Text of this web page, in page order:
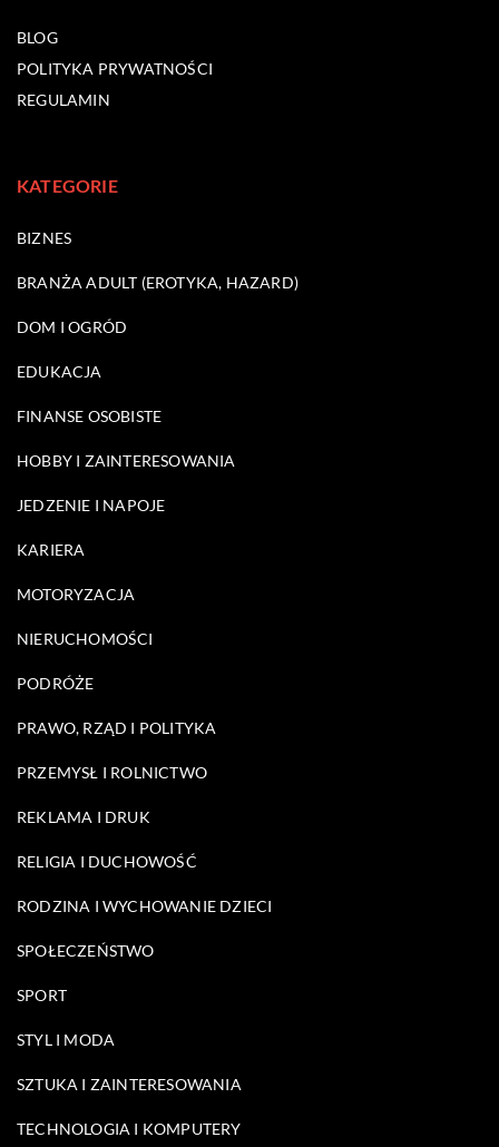
BLOG
POLITYKA PRYWATNOŚCI
REGULAMIN
KATEGORIE
BIZNES
BRANŻA ADULT (EROTYKA, HAZARD)
DOM I OGRÓD
EDUKACJA
FINANSE OSOBISTE
HOBBY I ZAINTERESOWANIA
JEDZENIE I NAPOJE
KARIERA
MOTORYZACJA
NIERUCHOMOŚCI
PODRÓŻE
PRAWO, RZĄD I POLITYKA
PRZEMYSŁ I ROLNICTWO
REKLAMA I DRUK
RELIGIA I DUCHOWOŚĆ
RODZINA I WYCHOWANIE DZIECI
SPOŁECZEŃSTWO
SPORT
STYL I MODA
SZTUKA I ZAINTERESOWANIA
TECHNOLOGIA I KOMPUTERY